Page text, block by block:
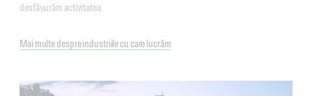
desfășurăm activitatea.
Mai multe despre industriile cu care lucrăm